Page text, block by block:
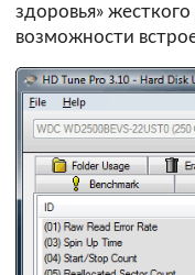
здоровья»
возможности